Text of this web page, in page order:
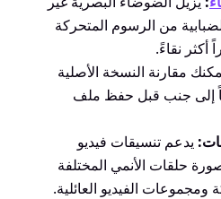
من الرسوم المتحركة
أكثر نقاءً.
مقارنة النسخة الأصلية
إلى جنب قبل حفظ ملف
يدعم تنسيقات فيديو
حلقات الأنمي المختلفة
ومجموعات الفيديو العائلية.